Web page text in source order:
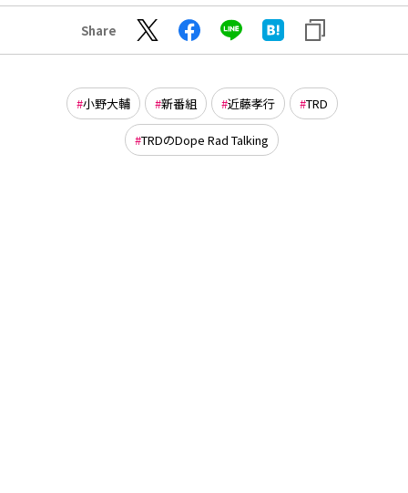
Share
小野大輔 新番組 近藤孝行 TRD
TRDのDope Rad Talking